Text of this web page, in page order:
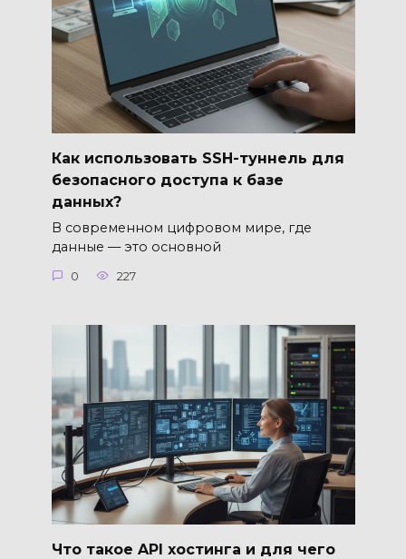
Как использовать SSH-туннель для
безопасного доступа к базе
данных?
В современном цифровом мире, где
данные — это основной
0 227
Что такое API хостинга и для чего